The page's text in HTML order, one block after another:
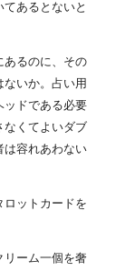
あるとないと
あるのに、その
いか。占い用
ッドである必要
なくてよいダブ
は容れあわない
ロットカードを
リーム一個を奢